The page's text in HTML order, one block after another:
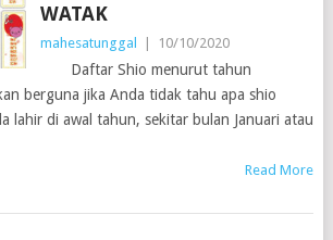
WATAK
mahesatunggal | 10/10/2020
Daftar Shio menurut tahun
berguna jika Anda tidak tahu apa shio
lahir di awal tahun, sekitar bulan Januari atau
Read More